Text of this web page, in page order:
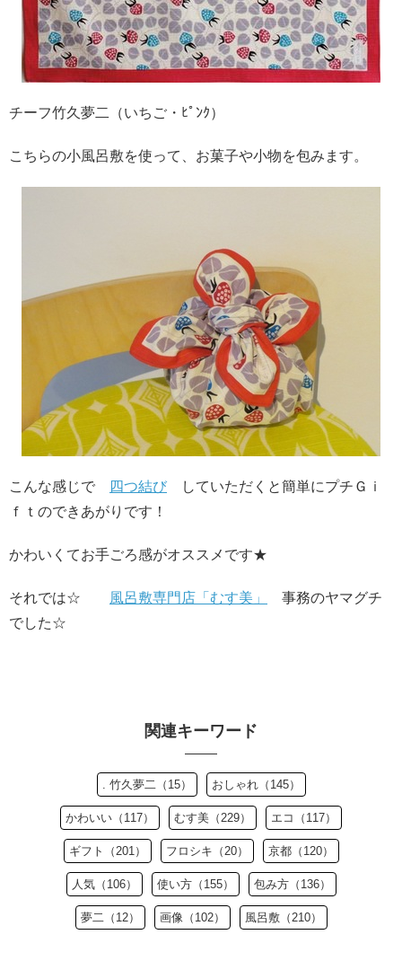
チーフ竹久夢二（いちご・ﾋﾟﾝｸ）
こちらの小風呂敷を使って、お菓子や小物を包みます。
こんな感じで 四つ結び していただくと簡単にプチＧｉ
ｆｔのできあがりです！
かわいくてお手ごろ感がオススメです★
それでは☆ 風呂敷専門店「むす美」
事務のヤマグチ
でした☆
関連キーワード
. 竹久夢二（15） おしゃれ（145）
かわいい（117） むす美（229） エコ（117）
ギフト（201） フロシキ（20） 京都（120）
人気（106） 使い方（155） 包み方（136）
夢二（12） 画像（102） 風呂敷（210）